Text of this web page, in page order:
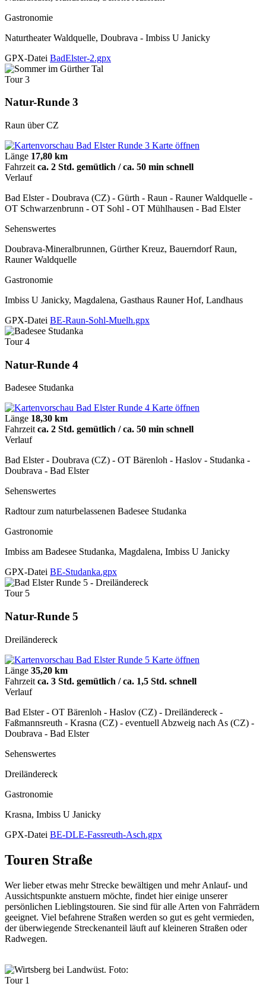
Gastronomie
Naturtheater Waldquelle, Doubrava - Imbiss U Janicky
GPX-Datei BadElster-2.gpx
Tour 3
Natur-Runde 3
Raun über CZ
Karte öffnen
Länge 17,80 km
Fahrzeit ca. 2 Std. gemütlich / ca. 50 min schnell
Verlauf
Bad Elster - Doubrava (CZ) - Gürth - Raun - Rauner Waldquelle -
OT Schwarzenbrunn - OT Sohl - OT Mühlhausen - Bad Elster
Sehenswertes
Doubrava-Mineralbrunnen, Gürther Kreuz, Bauerndorf Raun,
Rauner Waldquelle
Gastronomie
Imbiss U Janicky, Magdalena, Gasthaus Rauner Hof, Landhaus
GPX-Datei BE-Raun-Sohl-Muelh.gpx
Tour 4
Natur-Runde 4
Badesee Studanka
Karte öffnen
Länge 18,30 km
Fahrzeit ca. 2 Std. gemütlich / ca. 50 min schnell
Verlauf
Bad Elster - Doubrava (CZ) - OT Bärenloh - Haslov - Studanka -
Doubrava - Bad Elster
Sehenswertes
Radtour zum naturbelassenen Badesee Studanka
Gastronomie
Imbiss am Badesee Studanka, Magdalena, Imbiss U Janicky
GPX-Datei BE-Studanka.gpx
Tour 5
Natur-Runde 5
Dreiländereck
Karte öffnen
Länge 35,20 km
Fahrzeit ca. 3 Std. gemütlich / ca. 1,5 Std. schnell
Verlauf
Bad Elster - OT Bärenloh - Haslov (CZ) - Dreiländereck -
Faßmannsreuth - Krasna (CZ) - eventuell Abzweig nach As (CZ) -
Doubrava - Bad Elster
Sehenswertes
Dreiländereck
Gastronomie
Krasna, Imbiss U Janicky
GPX-Datei BE-DLE-Fassreuth-Asch.gpx
Touren Straße
Wer lieber etwas mehr Strecke bewältigen und mehr Anlauf- und
Aussichtspunkte anstuern möchte, findet hier einige unserer
persönlichen Lieblingstouren. Sie sind für alle Arten von Fahrrädern
geeignet. Viel befahrene Straßen werden so gut es geht vermieden,
der überwiegende Streckenanteil läuft auf kleineren Straßen oder
Radwegen.
Tour 1